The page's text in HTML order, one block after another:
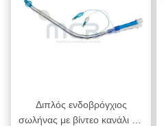
Διπλός ενδοβρόγχιος
σωλήνας με βίντεο κανάλι για